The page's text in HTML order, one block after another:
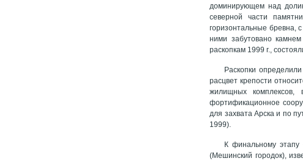
доминирующем над
северной части
горизонтальные бревна,
ними забутовано
раскопкам 1999 г.,
Раскопки
расцвет крепости
жилищных комплексов,
фортификационное
для захвата Арска и по
1999).
К финальному этапу
(Мешинский городок),